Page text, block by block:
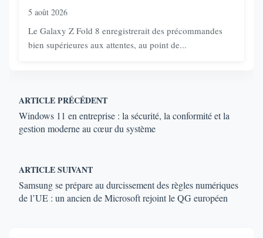
5 août 2026
Le Galaxy Z Fold 8 enregistrerait des précommandes
bien supérieures aux attentes, au point de...
ARTICLE PRÉCÉDENT
Windows 11 en entreprise : la sécurité, la conformité et la
gestion moderne au cœur du système
ARTICLE SUIVANT
Samsung se prépare au durcissement des règles numériques
de l’UE : un ancien de Microsoft rejoint le QG européen